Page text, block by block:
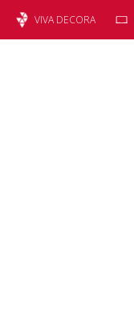
VIVA DECORA